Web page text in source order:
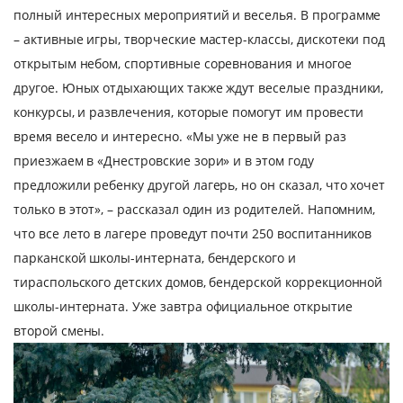
полный интересных мероприятий и веселья. В программе
– активные игры, творческие мастер-классы, дискотеки под
открытым небом, спортивные соревнования и многое
другое. Юных отдыхающих также ждут веселые праздники,
конкурсы, и развлечения, которые помогут им провести
время весело и интересно. «Мы уже не в первый раз
приезжаем в «Днестровские зори» и в этом году
предложили ребенку другой лагерь, но он сказал, что хочет
только в этот», – рассказал один из родителей. Напомним,
что все лето в лагере проведут почти 250 воспитанников
парканской школы-интерната, бендерского и
тираспольского детских домов, бендерской коррекционной
школы-интерната. Уже завтра официальное открытие
второй смены.